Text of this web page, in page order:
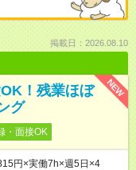
掲載日：2026.08.10
NEW
！残業ほぼ
グ
・面接OK
円×実働7h×週5日×4